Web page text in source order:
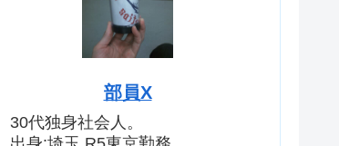
部員X
30代独身社会人。